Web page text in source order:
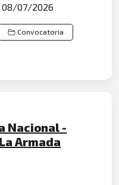
08/07/2026
Convocatoria
Nacional -
Armada